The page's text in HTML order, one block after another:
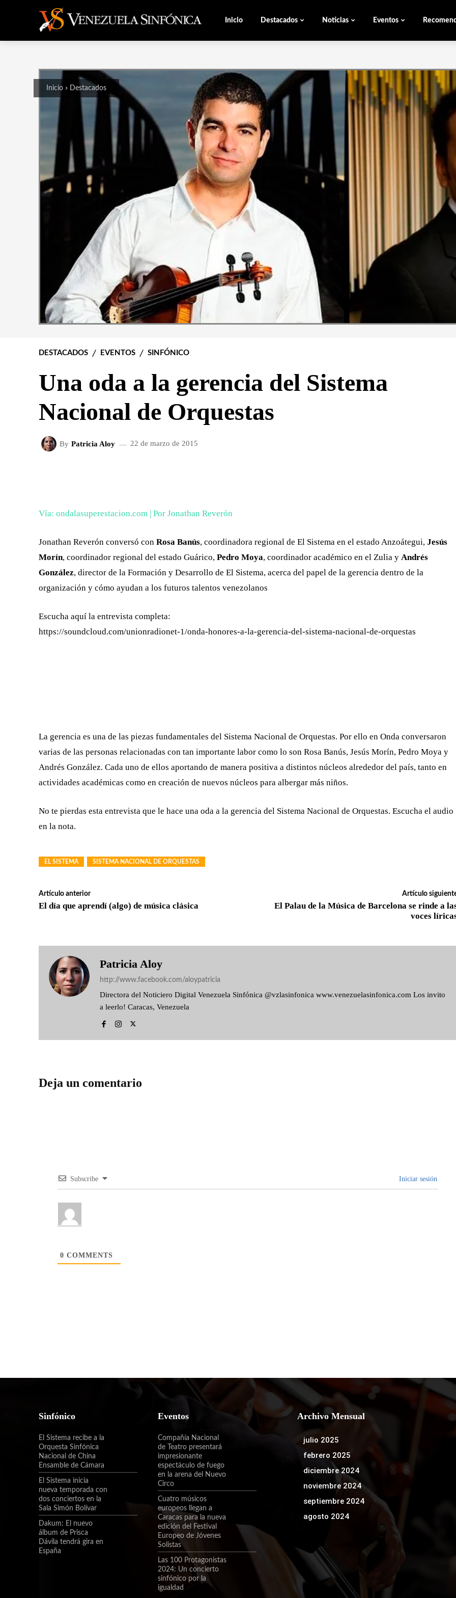
Inicio Destacados Noticias Eventos
Inicio Destacados
DESTACADOS EVENTOS SINFÓNICO
Una oda a la gerencia del Sistema
Nacional de Orquestas
By Patricia Aloy 22 de marzo de 2015
Vía: ondalasuperestacion.com | Por Jonathan Reverón
Jonathan Reverón conversó con Rosa Banús, coordinadora regional de El Sistema en el estado Anzoátegui, Jesús
Morín, coordinador regional del estado Guárico, Pedro Moya, coordinador académico en el Zulia y Andrés
González, director de la Formación y Desarrollo de El Sistema, acerca del papel de la gerencia dentro de la
organización y cómo ayudan a los futuros talentos venezolanos
Escucha aquí la entrevista completa:
https://soundcloud.com/unionradionet-1/onda-honores-a-la-gerencia-del-sistema-nacional-de-orquestas
La gerencia es una de las piezas fundamentales del Sistema Nacional de Orquestas. Por ello en Onda conversaron
varias de las personas relacionadas con tan importante labor como lo son Rosa Banús, Jesús Morín, Pedro Moya y
Andrés González. Cada uno de ellos aportando de manera positiva a distintos núcleos alrededor del país, tanto en
actividades académicas como en creación de nuevos núcleos para albergar más niños.
No te pierdas esta entrevista que le hace una oda a la gerencia del Sistema Nacional de Orquestas. Escucha el audio
en la nota.
EL SISTEMA SISTEMA NACIONAL DE ORQUESTAS
Artículo anterior
El día que aprendí (algo) de música clásica
Artículo
El Palau de la Música de Barcelona se rinde a
voces
Patricia Aloy
http://www.facebook.com/aloypatricia
Directora del Noticiero Digital Venezuela Sinfónica @vzlasinfonica www.venezuelasinfonica.com Los invito
a leerlo! Caracas, Venezuela
Deja un comentario
Subscribe Iniciar sesión
0 COMMENTS
Sinfónico
El Sistema recibe a la
Orquesta Sinfónica
Nacional de China
Ensamble de Cámara
El Sistema inicia
nueva temporada con
dos conciertos en la
Sala Simón Bolívar
Dakum: El nuevo
álbum de Prisca
Dávila tendrá gira en
España
Eventos
Compañía Nacional
de Teatro presentará
impresionante
espectáculo de fuego
en la arena del Nuevo
Circo
Cuatro músicos
europeos llegan a
Caracas para la nueva
edición del Festival
Europeo de Jóvenes
Solistas
Las 100 Protagonistas
2024: Un concierto
sinfónico por la
igualdad
Archivo Mensual
julio 2025
febrero 2025
diciembre 2024
noviembre 2024
septiembre 2024
agosto 2024